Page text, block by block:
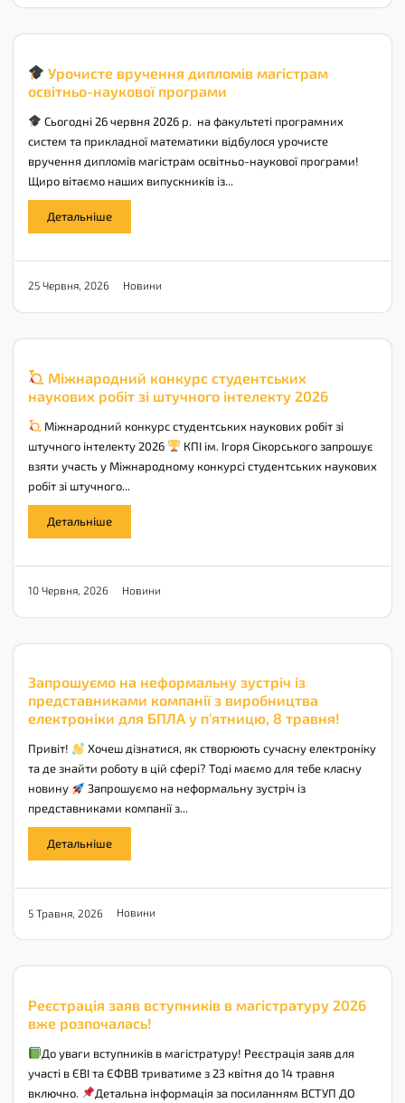
Урочисте вручення дипломів магістрам
освітньо-наукової програми
25 Червня, 2026 Новини
Сьогодні 26 червня 2026 р. на факультеті програмних
систем та прикладної математики відбулося урочисте
вручення дипломів магістрам освітньо-наукової програми!
Щиро вітаємо наших випускників із...
Детальніше
Міжнародний конкурс студентських
наукових робіт зі штучного інтелекту 2026
10 Червня, 2026 Новини
Міжнародний конкурс студентських наукових робіт зі
штучного інтелекту 2026
КПІ ім. Ігоря Сікорського запрошує
взяти участь у Міжнародному конкурсі студентських наукових
робіт зі штучного...
Детальніше
Запрошуємо на неформальну зустріч із
представниками компанії з виробництва
електроніки для БПЛА у п’ятницю, 8 травня!
5 Травня, 2026 Новини
Привіт!
Хочеш дізнатися, як створюють сучасну електроніку
та де знайти роботу в цій сфері? Тоді маємо для тебе класну
новину
Запрошуємо на неформальну зустріч із
представниками компанії з...
Детальніше
Реєстрація заяв вступників в магістратуру 2026
вже розпочалась!
До уваги вступників в магістратуру! Реєстрація заяв для
участі в ЄВІ та ЄФВВ триватиме з 23 квітня до 14 травня
включно.
Детальна інформація за посиланням ВСТУП ДО